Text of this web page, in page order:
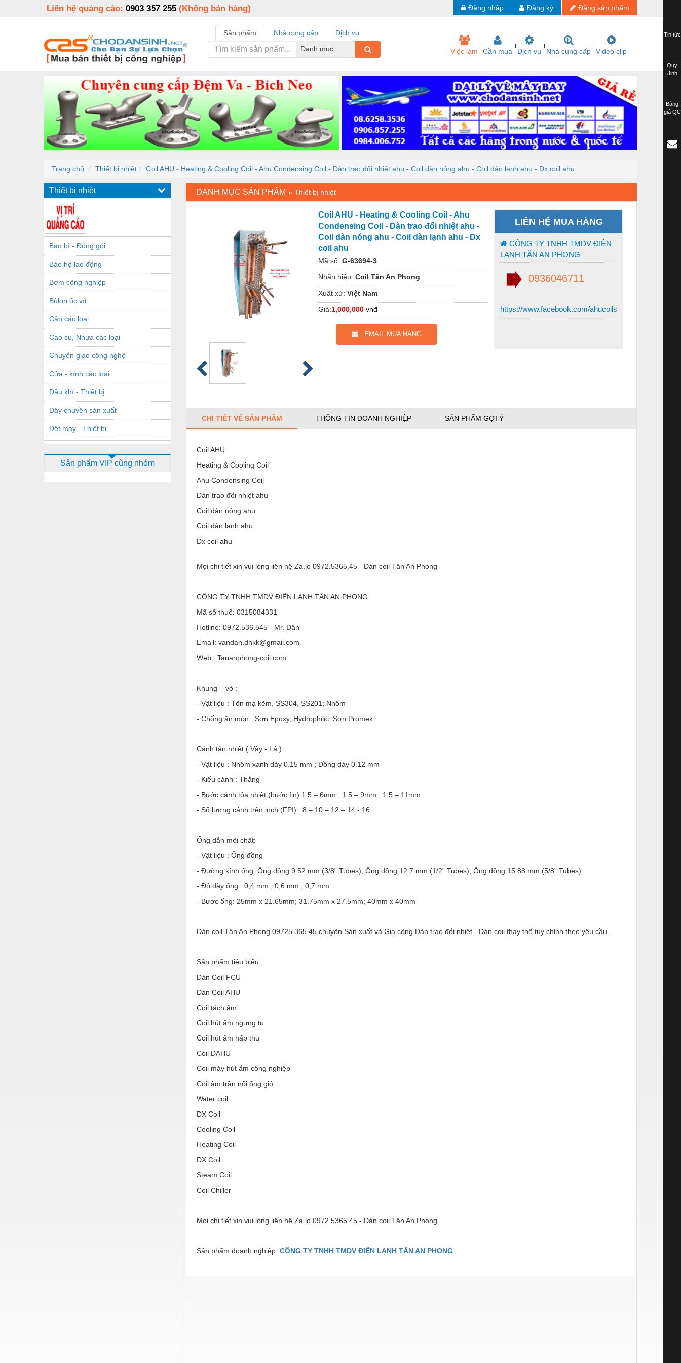
Liên hệ quảng cáo: 0903 357 255 (Không bán hàng) Đăng sản phẩm
Đăng ký
Đăng nhập
Sản phẩm Nhà cung cấp
Dịch vụ
Danh mục
Việc làm Cần mua Dịch vụ Nhà cung cấp Video clip
Trang chủ Thiết bị nhiệt Coil AHU - Heating & Cooling Coil - Ahu Condensing Coil - Dàn trao đổi nhiệt ahu - Coil dàn nóng ahu - Coil dàn lạnh ahu - Dx coil ahu
Thiết bị nhiệt
Bao bì - Đóng gói
Bảo hộ lao động
Bơm công nghiệp
Bùlon ốc vít
Cân các loại
Cao su, Nhựa các loại
Chuyển giao công nghệ
Cửa - kính các loại
Dầu khí - Thiết bị
Dây chuyền sản xuất
Dệt may - Thiết bị
Dịch vụ - Thi công
Sản phẩm VIP cùng nhóm
DANH MỤC SẢN PHẨM » Thiết bị nhiệt
Coil AHU - Heating & Cooling Coil - Ahu
Condensing Coil - Dàn trao đổi nhiệt ahu -
Coil dàn nóng ahu - Coil dàn lạnh ahu - Dx
coil ahu
Mã số: G-63694-3
Nhãn hiệu: Coil Tân An Phong
Xuất xứ: Việt Nam
Giá:1,000,000 vnđ
EMAIL MUA HÀNG
LIÊN HỆ MUA HÀNG
CÔNG TY TNHH TMDV ĐIỆN
LẠNH TÂN AN PHONG
0936046711
https://www.facebook.com/ahucoils
CHI TIẾT VỀ SẢN PHẨM THÔNG TIN DOANH NGHIỆP SẢN PHẨM GỢI Ý
Coil AHU
Heating & Cooling Coil
Ahu Condensing Coil
Dàn trao đổi nhiệt ahu
Coil dàn nóng ahu
Coil dàn lạnh ahu
Dx coil ahu
Mọi chi tiết xin vui lòng liên hệ Za.lo 0972.5365.45 - Dàn coil Tân An Phong
CÔNG TY TNHH TMDV ĐIỆN LẠNH TÂN AN PHONG
Mã số thuế: 0315084331
Hotline: 0972.536.545 - Mr. Dân
Email: vandan.dhkk@gmail.com
Web: Tananphong-coil.com
Khung – vỏ :
- Vật liệu : Tôn mạ kẽm, SS304, SS201; Nhôm
- Chống ăn mòn : Sơn Epoxy, Hydrophilic, Sơn Promek
Cánh tản nhiệt ( Vây - Lá ) :
- Vật liệu : Nhôm xanh dày 0.15 mm ; Đồng dày 0.12 mm
- Kiểu cánh : Thẳng
- Bước cánh tỏa nhiệt (bước fin) 1.5 – 6mm ; 1.5 – 9mm ; 1.5 – 11mm
- Số lượng cánh trên inch (FPI) : 8 – 10 – 12 – 14 - 16
Ống dẫn môi chất:
- Vật liệu : Ống đồng
- Đường kính ống: Ống đồng 9.52 mm (3/8” Tubes); Ống đồng 12.7 mm (1/2” Tubes); Ống đồng 15.88 mm (5/8” Tubes)
- Độ dày ống : 0,4 mm ; 0,6 mm ; 0,7 mm
- Bước ống: 25mm x 21.65mm; 31.75mm x 27.5mm; 40mm x 40mm
Dàn coil Tân An Phong 09725.365.45 chuyên Sản xuất và Gia công Dàn trao đổi nhiệt - Dàn coil thay thế tùy chỉnh theo yêu cầu.
Sản phẩm tiêu biểu :
Dàn Coil FCU
Dàn Coil AHU
Coil tách ẩm
Coil hút ẩm ngưng tụ
Coil hút ẩm hấp thụ
Coil DAHU
Coil máy hút ẩm công nghiệp
Coil âm trần nối ống gió
Water coil
DX Coil
Cooling Coil
Heating Coil
DX Coil
Steam Coil
Coil Chiller
Mọi chi tiết xin vui lòng liên hệ Za.lo 0972.5365.45 - Dàn coil Tân An Phong
Sản phẩm doanh nghiệp: CÔNG TY TNHH TMDV ĐIỆN LẠNH TÂN AN PHONG
Tin tức
Quy
định
Bảng
giá QC